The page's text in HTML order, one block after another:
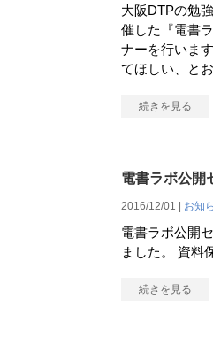
大阪DTPの勉
催した『電書
ナーを行いま
てほしい、と
続きを見る
電書ラボ公開
2016/12/01 | お知
電書ラボ公開
ました。 資料
続きを見る